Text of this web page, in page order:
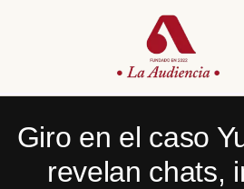
Giro en el caso
revelan chats,